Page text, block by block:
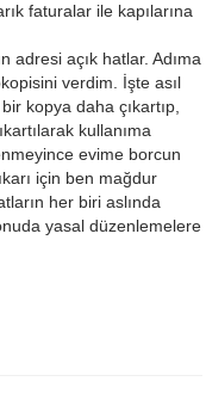
faturalar ile kapılarına
adresi açık hatlar. Adıma
verdim. İşte asıl
kopya daha çıkartıp,
kullanıma
evime borcun
için ben mağdur
her biri aslında
yasal düzenlemelere
karşı yarım asırdan fazla bir